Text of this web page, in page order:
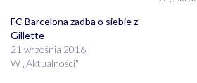
FC Barcelona zadba o siebie z
Gillette
21 września 2016
W „Aktualności"